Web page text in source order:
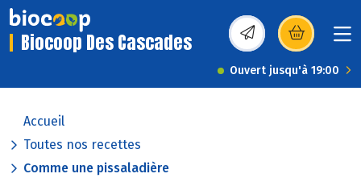
Biocoop Des Cascades (s’ouvre dans une
Ouvert jusqu'à 19:00
Accueil
Toutes nos recettes
Comme une pissaladière